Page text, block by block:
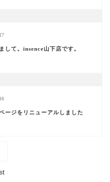
して。insence山下店です。
ージをリニューアルしました